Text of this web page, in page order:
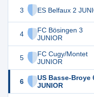
3 ES Belfaux 2
4
FC Bösingen 3
JUNIOR
5
FC Cugy/Montet
JUNIOR
6
US Basse-Broye
JUNIOR
17
14
14